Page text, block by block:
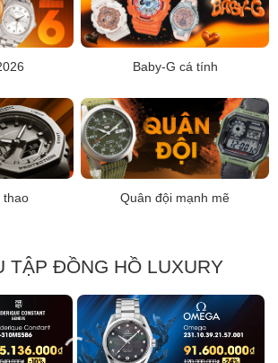
Baby-G cá tính
thao Quân đội mạnh mẽ
TẬP ĐỒNG HỒ LUXURY